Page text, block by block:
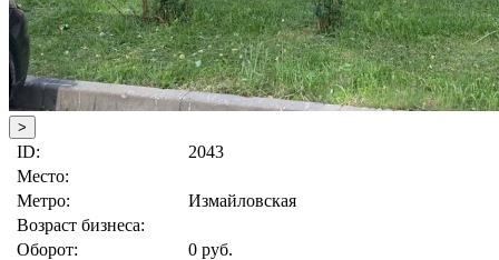
>
ID:
2043
Место:
Метро:
Измайловская
Возраст бизнеса:
Оборот:
0 руб.